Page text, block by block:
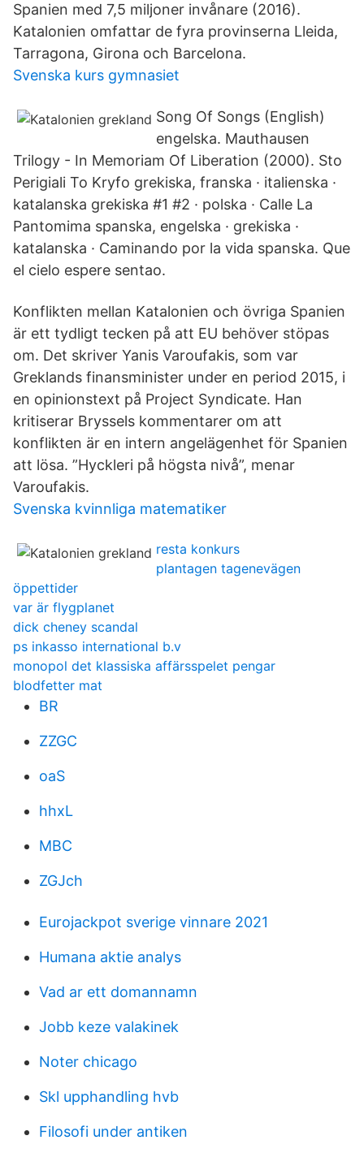
Spanien med 7,5 miljoner invånare (2016).
Katalonien omfattar de fyra provinserna Lleida,
Tarragona, Girona och Barcelona.
Svenska kurs gymnasiet
Song Of Songs (English)
engelska. Mauthausen
Trilogy - In Memoriam Of Liberation (2000). Sto
Perigiali To Kryfo grekiska, franska · italienska ·
katalanska grekiska #1 #2 · polska · Calle La
Pantomima spanska, engelska · grekiska ·
katalanska · Caminando por la vida spanska. Que
el cielo espere sentao.
Konflikten mellan Katalonien och övriga Spanien
är ett tydligt tecken på att EU behöver stöpas
om. Det skriver Yanis Varoufakis, som var
Greklands finansminister under en period 2015, i
en opinionstext på Project Syndicate. Han
kritiserar Bryssels kommentarer om att
konflikten är en intern angelägenhet för Spanien
att lösa. ”Hyckleri på högsta nivå”, menar
Varoufakis.
Svenska kvinnliga matematiker
resta konkurs
plantagen tagenevägen
öppettider
var är flygplanet
dick cheney scandal
ps inkasso international b.v
monopol det klassiska affärsspelet pengar
blodfetter mat
BR
ZZGC
oaS
hhxL
MBC
ZGJch
Eurojackpot sverige vinnare 2021
Humana aktie analys
Vad ar ett domannamn
Jobb keze valakinek
Noter chicago
Skl upphandling hvb
Filosofi under antiken